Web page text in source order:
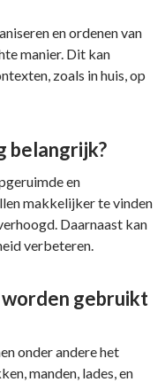
en ordenen van
manier. Dit kan
zoals in huis, op
belangrijk?
en
makkelijker te vinden
Daarnaast kan
verbeteren.
gebruikt
onder andere het
manden, lades, en